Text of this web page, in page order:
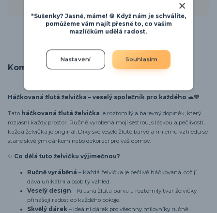
Kompletní specifikace
Háčkovaná žlutá želvička – veselý společník pro každého 🐢💛
Tato háčkovaná žlutá želvička je roztomilý a barevný doplněk, který
rozjasní každý prostor. Ručně vyrobená mojí sestrou, s láskou a pečlivostí,
každá želvička je originál. Díky své veselé žluté barvě a milému vzhledu se
stane skvělým dárkem nebo dekorací pro váš domov.
✨ Co dělá tuto želvičku výjimečnou?
Ručně vyráběná – Každá želvička je pečlivě háčkovaná, což jí
dává unikátní a osobitý vzhled.
Veselý design – Krásná žlutá barva a roztomilý tvar želvičky
přinášejí radost do každého pokoje.
Skvělý dárek – Ideální dárek pro všechny milovníky ručně
"Sušenky? Jasně, máme! 🍪 Když nám je schválíte,
pomůžeme vám najít přesně to, co vašim
mazlíčkům udělá radost.
Nastavení Souhlasím